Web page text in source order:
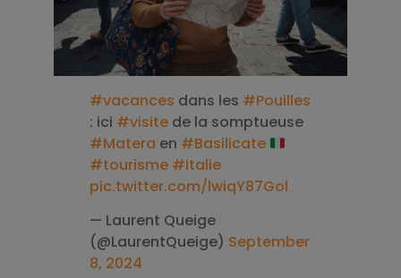
#vacances dans les #Pouilles
: ici #visite de la somptueuse
#Matera en #Basilicate
#tourisme #Italie
pic.twitter.com/lwiqY87Gol
— Laurent Queige
(@LaurentQueige) September
8, 2024